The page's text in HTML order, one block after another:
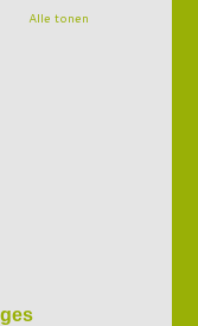
Alle tonen